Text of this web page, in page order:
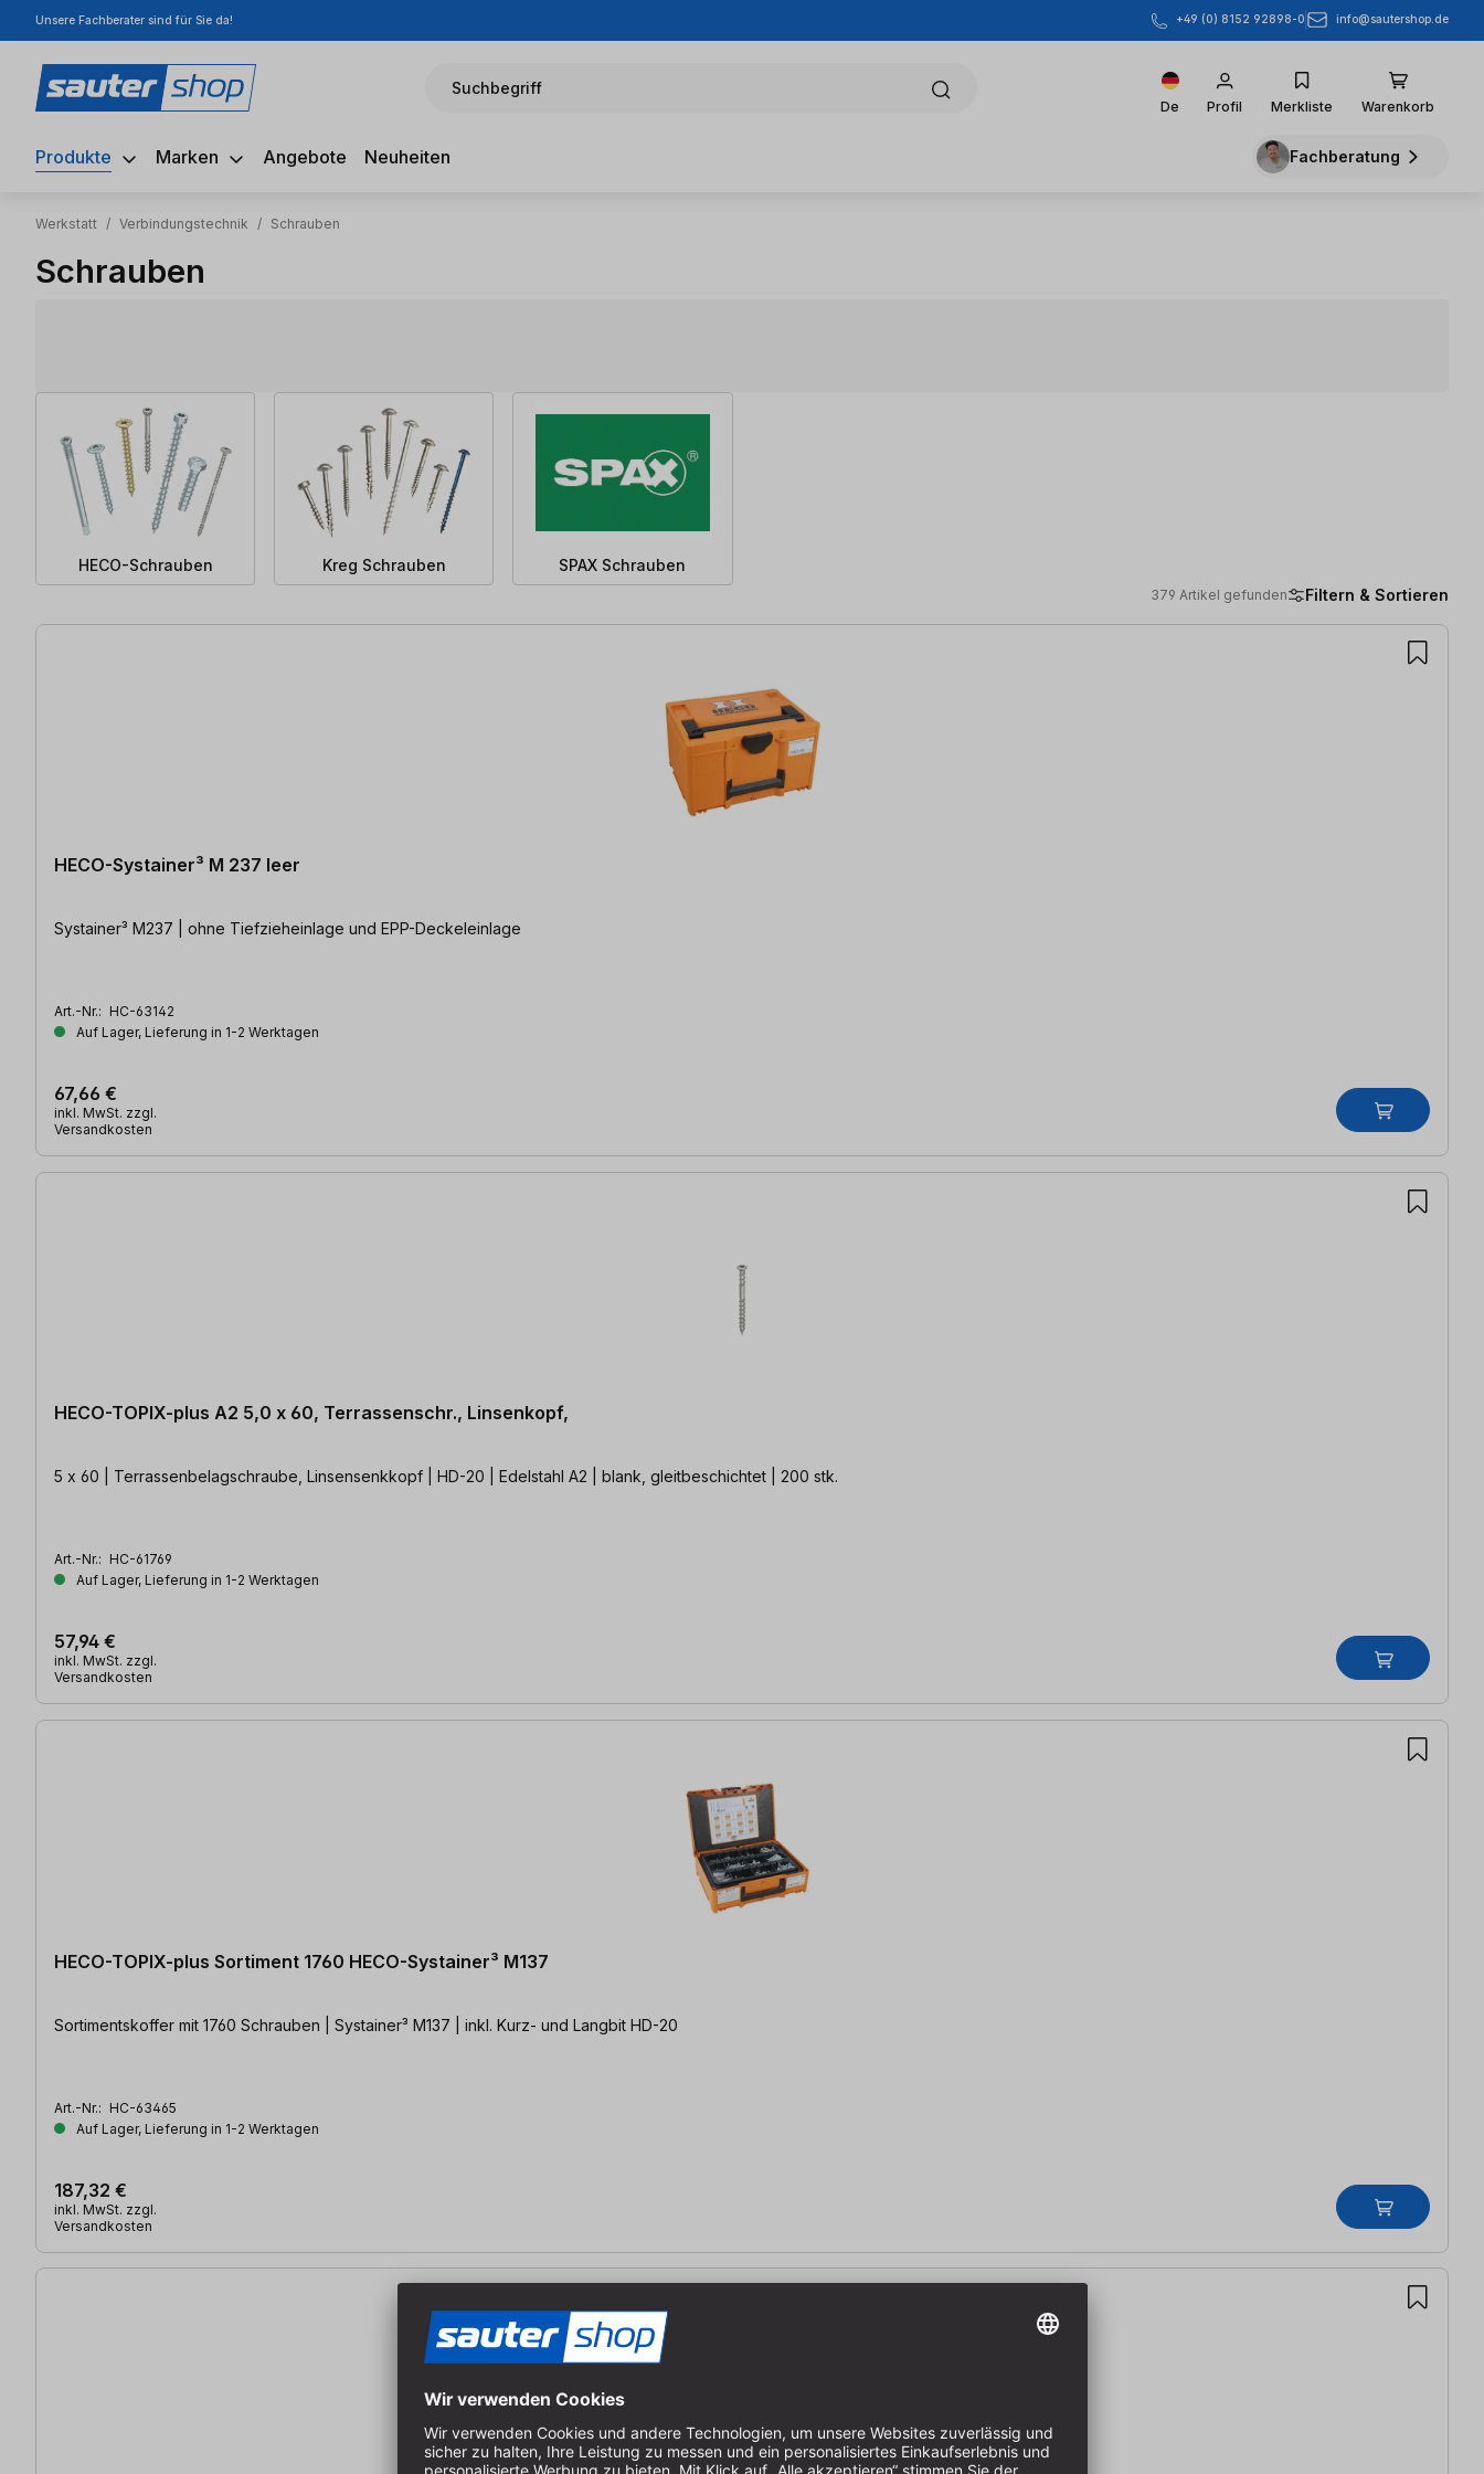
Hauptinhalt springen
Zur Suche springen
Zur Hauptnavigation springen
Unsere Fachberater sind für Sie da! +49 (0) 8152 92898-0 info@sautershop.de
Suchbegriff
De Profil Merkliste Warenkorb
Produkte Marken Angebote Neuheiten Fachberatung
Werkstatt / Verbindungstechnik / Schrauben
Schrauben
HECO-Schrauben Kreg Schrauben SPAX Schrauben
379 Artikel gefunden Filtern & Sortieren
379 Artikel gefunden
HECO-Systainer³ M 237 leer
Systainer³ M237 | ohne Tiefzieheinlage und EPP-Deckeleinlage
Art.-Nr.: HC-63142
Auf Lager, Lieferung in 1-2 Werktagen
67,66 €
inkl. MwSt. zzgl.
Versandkosten
HECO-TOPIX-plus A2 5,0 x 60, Terrassenschr., Linsenkopf,
5 x 60 | Terrassenbelagschraube, Linsensenkkopf | HD-20 | Edelstahl A2 | blank, gleitbeschichtet | 200 stk.
Art.-Nr.: HC-61769
Auf Lager, Lieferung in 1-2 Werktagen
57,94 €
inkl. MwSt. zzgl.
Versandkosten
HECO-TOPIX-plus Sortiment 1760 HECO-Systainer³ M137
Sortimentskoffer mit 1760 Schrauben | Systainer³ M137 | inkl. Kurz- und Langbit HD-20
Art.-Nr.: HC-63465
Auf Lager, Lieferung in 1-2 Werktagen
187,32 €
inkl. MwSt. zzgl.
Versandkosten